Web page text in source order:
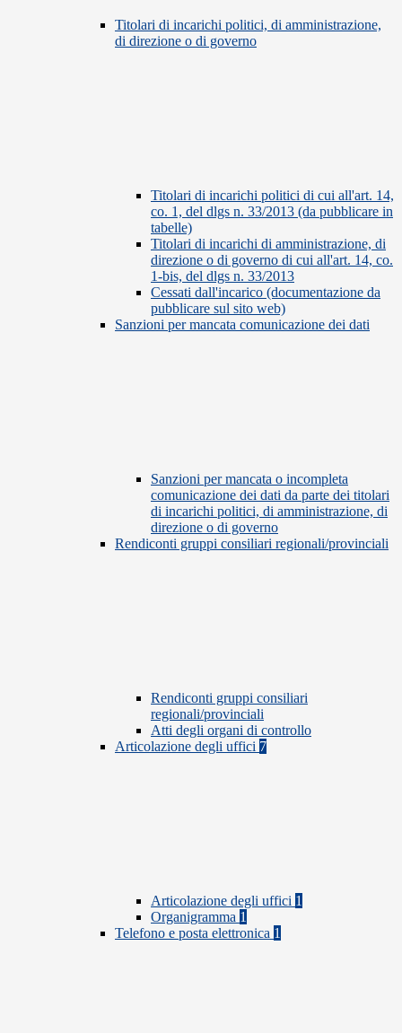
Titolari di incarichi politici, di amministrazione,
di direzione o di governo
Titolari di incarichi politici di cui all'art. 14,
co. 1, del dlgs n. 33/2013 (da pubblicare in
tabelle)
Titolari di incarichi di amministrazione, di
direzione o di governo di cui all'art. 14, co.
1-bis, del dlgs n. 33/2013
Cessati dall'incarico (documentazione da
pubblicare sul sito web)
Sanzioni per mancata comunicazione dei dati
Sanzioni per mancata o incompleta
comunicazione dei dati da parte dei titolari
di incarichi politici, di amministrazione, di
direzione o di governo
Rendiconti gruppi consiliari regionali/provinciali
Rendiconti gruppi consiliari
regionali/provinciali
Atti degli organi di controllo
Articolazione degli uffici 7
Articolazione degli uffici 1
Organigramma 1
Telefono e posta elettronica 1